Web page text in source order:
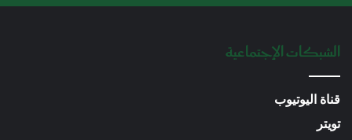
الشبكات الإجتماعية
قناة اليوتيوب
تويتر